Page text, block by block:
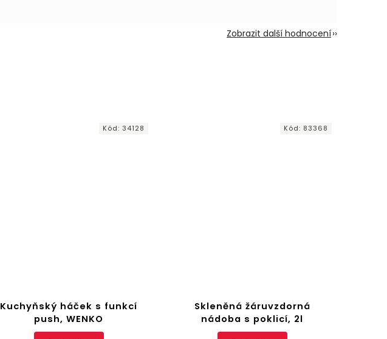
Zobrazit další hodnocení
Kuchyňský háček s funkcí
push, WENKO
Kód: 34128
Skleněná žáruvzdorná
nádoba s poklicí, 2l
Kód: 83368